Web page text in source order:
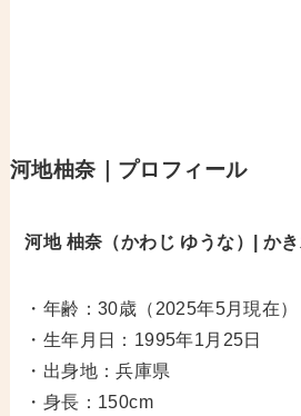
河地柚奈｜プロフィール
河地 柚奈（かわじ ゆうな）| か
・年齢：30歳（2025年5月現在）
・生年月日：1995年1月25日
・出身地：兵庫県
・身長：150cm